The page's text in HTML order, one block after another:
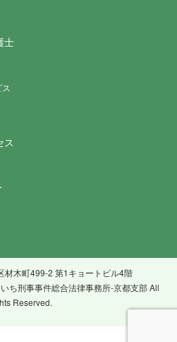
士
ス
材木町499-2 第1キョートビル4階
ち刑事事件総合法律事務所-京都支部 All
Reserved.